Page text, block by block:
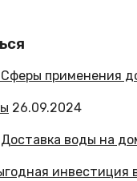
26.09.2024
инвестиция